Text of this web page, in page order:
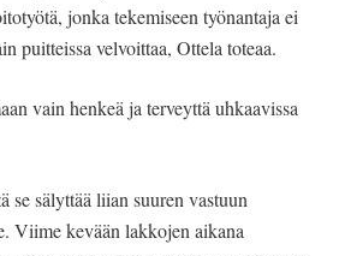
jonka tekemiseen työnantaja ei
puitteissa velvoittaa, Ottela toteaa.
vain henkeä ja terveyttä uhkaavissa
se sälyttää liian suuren vastuun
Viime kevään lakkojen aikana